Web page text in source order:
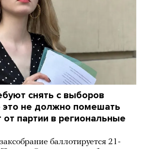
снять с выборов
это не должно помешать
от партии в региональные
баллотируется 21-